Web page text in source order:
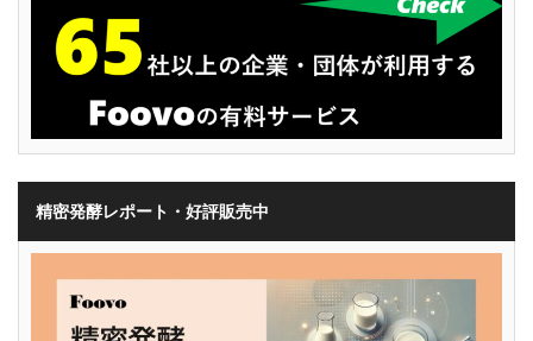
精密発酵レポート・好評販売中